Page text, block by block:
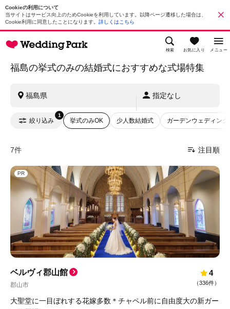
Cookieの利用について
当サイトはサービス向上のためCookieを利用しています。以降ページ遷移した場合は、
Cookie利用に同意したことになります。 詳しくはこちら
検索 お気に入り メニュー
福島の挙式のみの結婚式におすすめな式場特集
福島県 指定なし
絞り込み
1
挙式のみOK 少人数結婚式 ガーデンウェディング
7件 注目順
PR
ベルヴィ郡山館
郡山市
4
（336件）
大聖堂に一目ぼれする花嫁多数＊チャペル前に自由度大の新ガー